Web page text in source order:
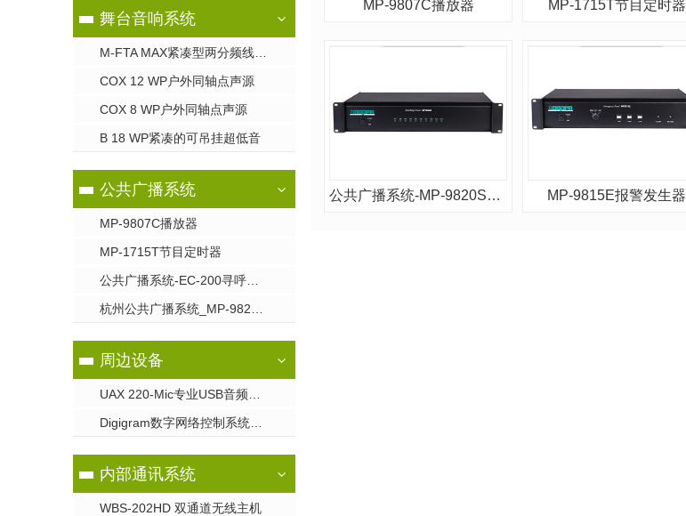
舞台音响系统
COX 12 WP户外同轴点声源
COX 8 WP户外同轴点声源
B 18 WP紧凑的可吊挂超低音
公共广播系统
MP-9807C播放器
MP-1715T节目定时器
周边设备
内部通讯系统
WBS-202HD 双通道无线主机
MP-9807C播放器 MP-1715T节目定时器
公共广播系统-MP-9820S消防强插电源 MP-9815E报警发生器